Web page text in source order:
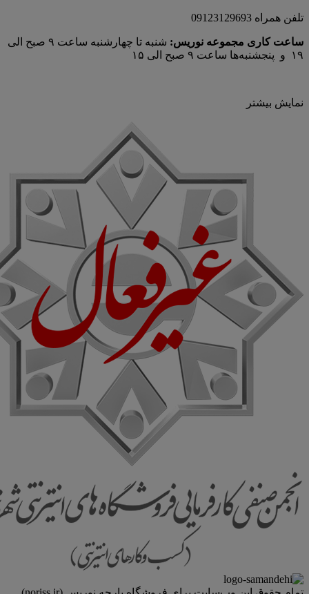
تلفن همراه 09123129693
ساعت کاری مجموعه نوریس:
شنبه تا چهارشنبه ساعت ۹ صبح الی
۱۹ و پنجشنبه‌ها ساعت ۹ صبح الی ۱۵
نمایش بیشتر